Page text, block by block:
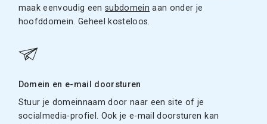
maak eenvoudig eensubdomein aan onder je
hoofddomein. Geheel kosteloos.
Domein en e-mail doorsturen
Stuur je domeinnaam door naar een site of je
socialmedia-profiel. Ook je e-mail doorsturen kan